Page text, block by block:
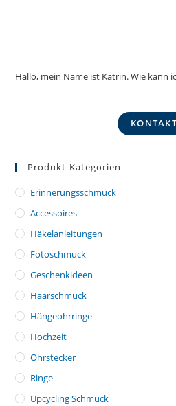
Hallo, mein Name ist Katrin. Wie kann
Produkt-Kategorien
Erinnerungsschmuck
Accessoires
Häkelanleitungen
Fotoschmuck
Geschenkideen
Haarschmuck
Hängeohrringe
Hochzeit
Ohrstecker
Ringe
Upcycling Schmuck